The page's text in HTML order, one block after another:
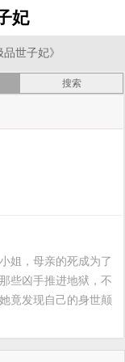
妃
品世子妃》
姐，母亲的死成为了
些凶手推进地狱，不
竟发现自己的身世颠